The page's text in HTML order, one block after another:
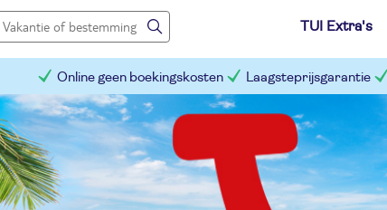
TUI Extra's
Online geen boekingskosten Laagsteprijsgarantie